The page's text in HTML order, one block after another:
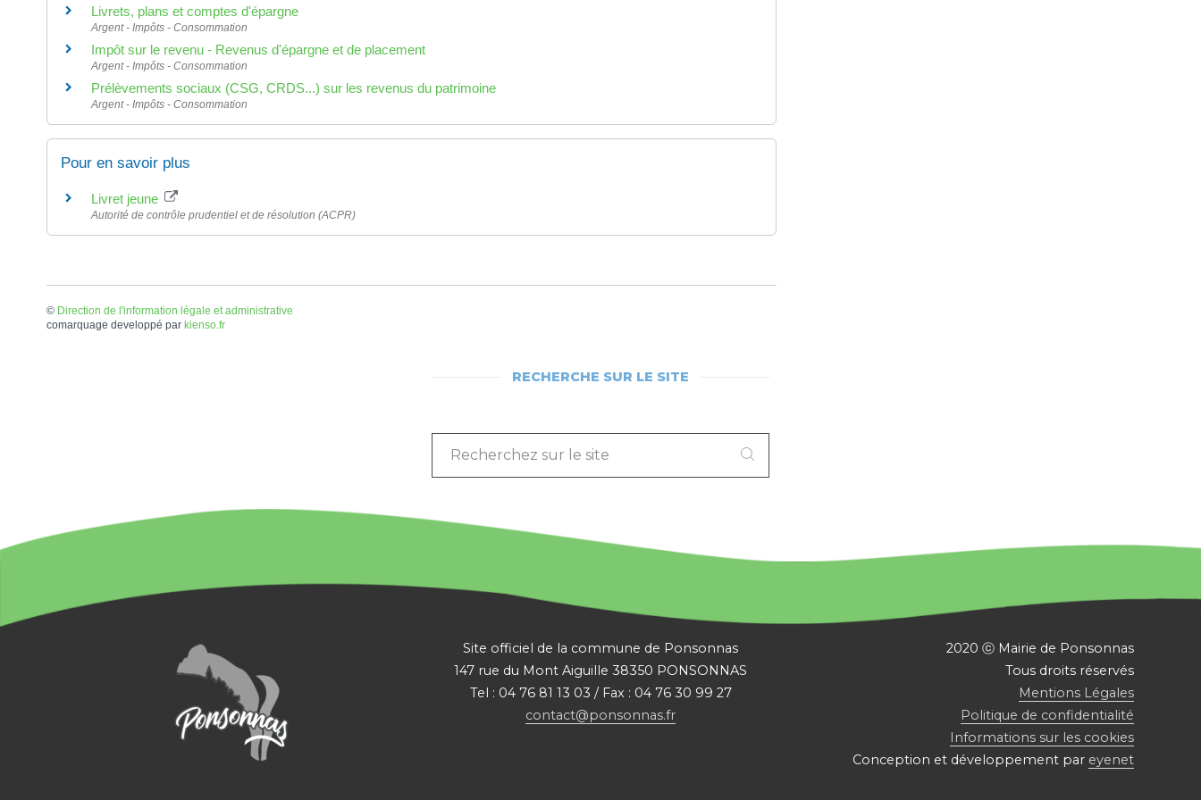
Livrets, plans et comptes d'épargne
Argent - Impôts - Consommation
Impôt sur le revenu - Revenus d'épargne et de placement
Argent - Impôts - Consommation
Prélèvements sociaux (CSG, CRDS...) sur les revenus du patrimoine
Argent - Impôts - Consommation
Pour en savoir plus
Livret jeune
Autorité de contrôle prudentiel et de résolution (ACPR)
© Direction de l'information légale et administrative
comarquage developpé par kienso.fr
RECHERCHE SUR LE SITE
SUR
SITE
Site officiel de la commune de Ponsonnas
147 rue du Mont Aiguille 38350 PONSONNAS
Tel : 04 76 81 13 03 / Fax : 04 76 30 99 27
contact@ponsonnas.fr
2020 ⓒ Mairie de Ponsonnas
Tous droits réservés
Mentions Légales
Politique de confidentialité
Informations sur les cookies
Conception et développement par eyenet